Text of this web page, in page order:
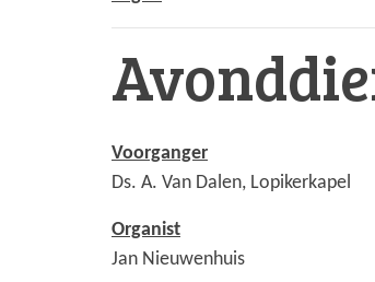
Voorganger
Ds. A. Van Dalen, Lopikerkapel
Organist
Jan Nieuwenhuis